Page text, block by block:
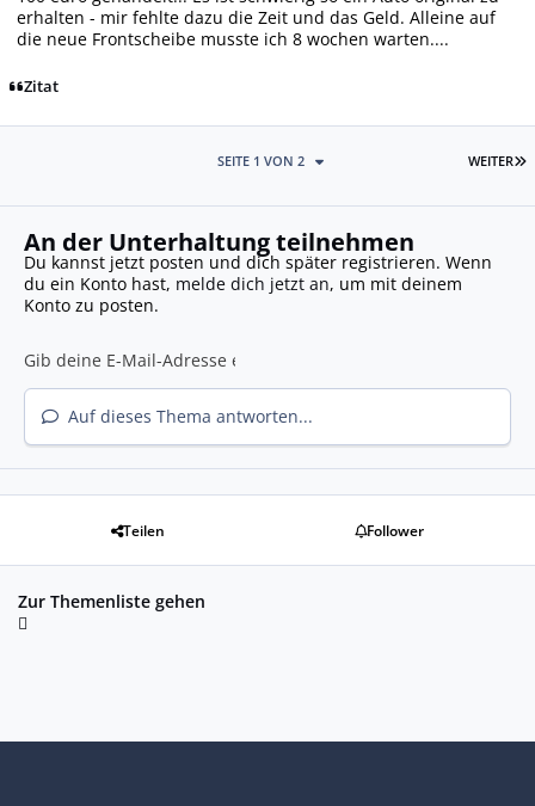
erhalten - mir fehlte dazu die Zeit und das Geld. Alleine auf
die neue Frontscheibe musste ich 8 wochen warten....
Zitat
WEITER
SEITE 1 VON 2
An der Unterhaltung teilnehmen
Du kannst jetzt posten und dich später registrieren. Wenn
du ein Konto hast, melde dich jetzt an, um mit deinem
Konto zu posten.
Auf dieses Thema antworten...
Teilen Follower
Zur Themenliste gehen